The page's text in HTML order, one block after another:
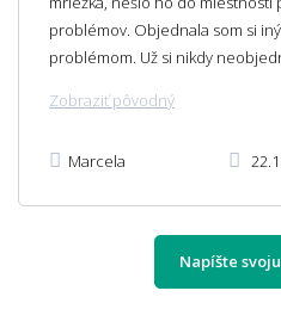
problémov. Objednala som si
problémom. Už si nikdy
Zobraziť pôvodný
Marcela
Napíšte